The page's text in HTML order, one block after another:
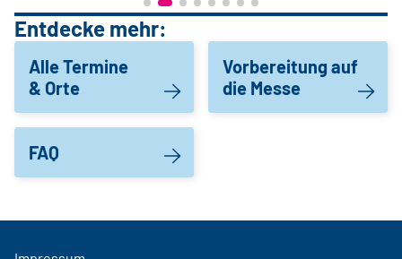
Entdecke mehr:
Alle Termine
& Orte
Vorbereitung auf
die Messe
FAQ